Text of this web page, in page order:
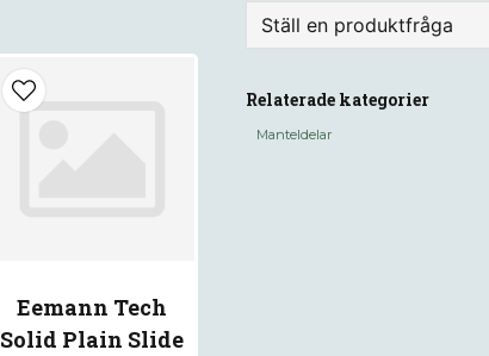
Eemann Tech
Solid Plain Slide
Ställ en produktfråga
Fråga oss något om
Relaterade kategorier
Manteldelar